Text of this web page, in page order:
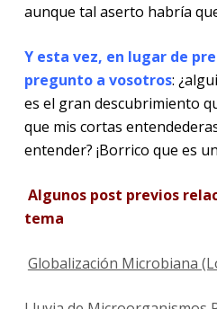
aunque tal aserto habría
Y esta vez, en lugar de
pregunto a vosotros:
es el gran descubrimiento
que mis cortas
entender? ¡Borrico que es
Algunos post previos
tema
Globalización Microbiana